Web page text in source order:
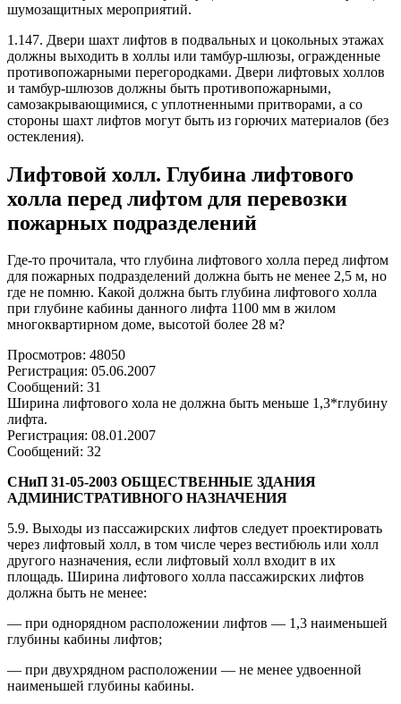
шумозащитных мероприятий.
1.147. Двери шахт лифтов в подвальных и цокольных этажах
должны выходить в холлы или тамбур-шлюзы, огражденные
противопожарными перегородками. Двери лифтовых холлов
и тамбур-шлюзов должны быть противопожарными,
самозакрывающимися, с уплотненными притворами, а со
стороны шахт лифтов могут быть из горючих материалов (без
остекления).
Лифтовой холл. Глубина лифтового
холла перед лифтом для перевозки
пожарных подразделений
Где-то прочитала, что глубина лифтового холла перед лифтом
для пожарных подразделений должна быть не менее 2,5 м, но
где не помню. Какой должна быть глубина лифтового холла
при глубине кабины данного лифта 1100 мм в жилом
многоквартирном доме, высотой более 28 м?
Просмотров: 48050
Регистрация: 05.06.2007
Сообщений: 31
Ширина лифтового хола не должна быть меньше 1,3*глубину
лифта.
Регистрация: 08.01.2007
Сообщений: 32
СНиП 31-05-2003 ОБЩЕСТВЕННЫЕ ЗДАНИЯ
АДМИНИСТРАТИВНОГО НАЗНАЧЕНИЯ
5.9. Выходы из пассажирских лифтов следует проектировать
через лифтовый холл, в том числе через вестибюль или холл
другого назначения, если лифтовый холл входит в их
площадь. Ширина лифтового холла пассажирских лифтов
должна быть не менее:
— при однорядном расположении лифтов — 1,3 наименьшей
глубины кабины лифтов;
— при двухрядном расположении — не менее удвоенной
наименьшей глубины кабины.